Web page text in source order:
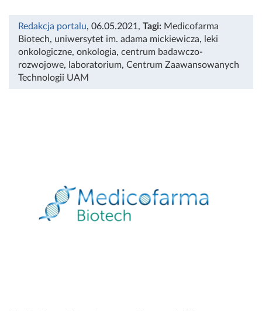
Redakcja portalu, 06.05.2021 , Tagi: Medicofarma
Biotech, uniwersytet im. adama mickiewicza, leki
onkologiczne, onkologia, centrum badawczo-
rozwojowe, laboratorium, Centrum Zaawansowanych
Technologii UAM